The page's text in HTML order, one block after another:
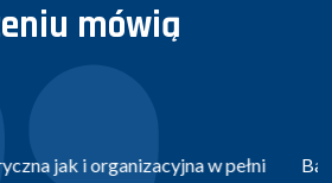
mówią
Dobra kontrola ram czasowych,